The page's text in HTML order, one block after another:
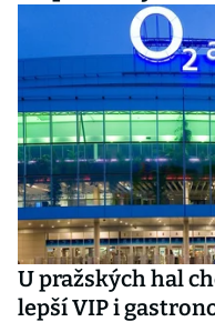
U pražských hal
lepší VIP i